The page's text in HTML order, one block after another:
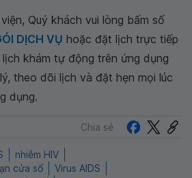
Quý khách vui lòng bấm số
DỊCH VỤ hoặc đặt lịch trực tiếp
khám tự động trên ứng dụng
theo dõi lịch và đặt hẹn mọi lúc
dụng.
Chia sẻ
nhiễm HIV
cửa sổ
Virus AIDS